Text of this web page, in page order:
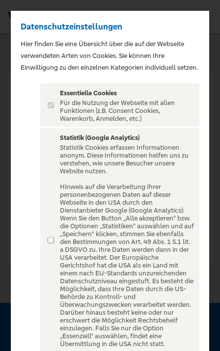
VERANSTALTUNG NICHT
GEFUNDEN
Zur Startseite
Über VR Entertain
Datenschutzeinstellungen
Hier finden Sie eine Übersicht über die auf der Webseite
verwendeten Arten von Cookies. Sie können Ihre
Einwilligung zu den einzelnen Kategorien individuell setzen.
Essentielle Cookies
Für die Nutzung der Webseite mit allen
Funktionen (z.B. Consent Cookies,
Warenkorb, Anmelden, etc.)
Statistik (Google Analytics)
Statistik Cookies erfassen Informationen
anonym. Diese Informationen helfen uns zu
verstehen, wie unsere Besucher unsere
Website nutzen.
Hinweis auf die Verarbeitung Ihrer
personenbezogenen Daten auf dieser
Webseite in den USA durch den
Dienstanbieter Google (Google Analytics):
Wenn Sie den Button „Alle akzeptieren“ bzw.
die Optionen „Statistiken“ auswählen und auf
„Speichern“ klicken, stimmen Sie ebenfalls
den Bestimmungen von Art. 49 Abs. 1 S.1 lit.
a DSGVO zu. Ihre Daten werden dann in der
USA verarbeitet. Der Europäische
Gerichtshof hat die USA als ein Land mit
einem nach EU-Standards unzureichenden
Datenschutzniveau eingestuft. Es besteht die
Möglichkeit, dass Ihre Daten durch die US-
Behörde zu Kontroll- und
Überwachungszwecken verarbeitet werden.
Darüber hinaus besteht keine oder nur
erschwert die Möglichkeit Rechtsbehelf
einzulegen. Falls Sie nur die Option
„Essenziell“ auswählen, findet eine
Übermittlung in die USA nicht statt.